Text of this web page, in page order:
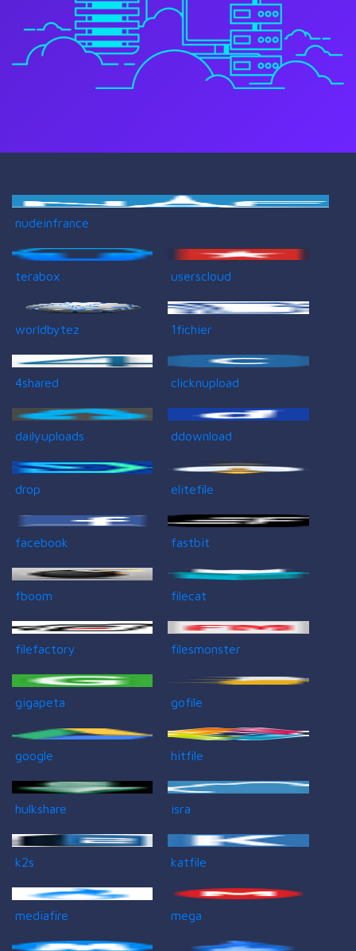
nudeinfrance
terabox userscloud
worldbytez 1fichier
4shared clicknupload
dailyuploads ddownload
drop elitefile
facebook fastbit
fboom filecat
filefactory filesmonster
gigapeta gofile
google hitfile
hulkshare isra
k2s katfile
mediafire mega